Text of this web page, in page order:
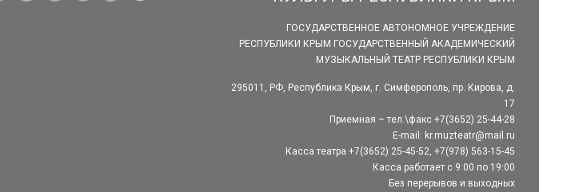
ГОСУДАРСТВЕННОЕ АВТОНОМНОЕ УЧРЕЖДЕНИЕ
РЕСПУБЛИКИ КРЫМ ГОСУДАРСТВЕННЫЙ АКАДЕМИЧЕСКИЙ
МУЗЫКАЛЬНЫЙ ТЕАТР РЕСПУБЛИКИ КРЫМ
295011, РФ, Республика Крым, г. Симферополь, пр. Кирова, д.
17
Приемная – тел.\факс +7(3652) 25-44-28
E-mail: kr.muzteatr@mail.ru
Касса театра +7(3652) 25-45-52, +7(978) 563-15-45
Касса работает с 9:00 по 19:00
Без перерывов и выходных